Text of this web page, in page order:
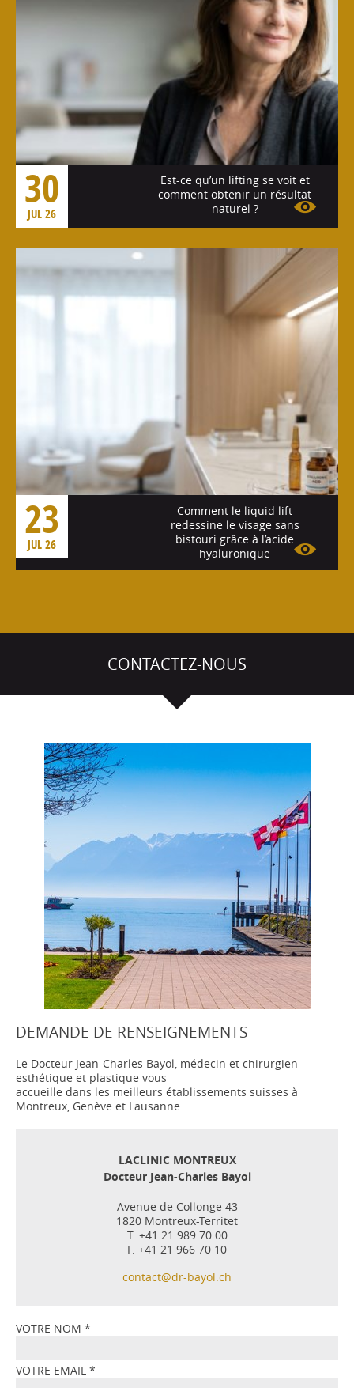
30
JUL 26
Est-ce qu’un lifting se voit et
comment obtenir un résultat
naturel ?
Voir l'article
23
JUL 26
Comment le liquid lift
redessine le visage sans
bistouri grâce à l’acide
hyaluronique
CONTACTEZ-NOUS
DEMANDE DE RENSEIGNEMENTS
Le Docteur Jean-Charles Bayol, médecin et chirurgien
esthétique et plastique vous
accueille dans les meilleurs établissements suisses à
Montreux, Genève et Lausanne.
LACLINIC MONTREUX
Docteur Jean-Charles Bayol
Avenue de Collonge 43
1820 Montreux-Territet
T. +41 21 989 70 00
F. +41 21 966 70 10
contact@dr-bayol.ch
VOTRE NOM *
VOTRE EMAIL *